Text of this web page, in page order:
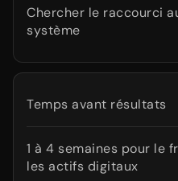
Chercher le raccourci
système
Temps avant résultats
1 à 4 semaines pour le
les actifs digitaux